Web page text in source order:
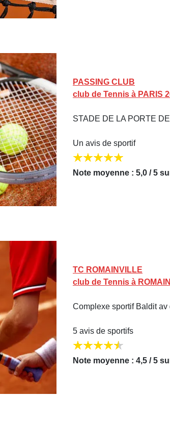
PASSING CLUB
club de Tennis à PARIS
STADE DE LA PORTE
Un avis de sportif
Note moyenne : 5,0 / 5
TC ROMAINVILLE
club de Tennis à
Complexe sportif Baldit
5 avis de sportifs
Note moyenne : 4,5 / 5